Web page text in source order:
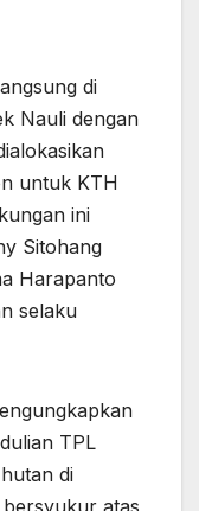
di
Nauli dengan
untuk KTH
ini
Sitohang
Harapanto
selaku
TPL
di
atas